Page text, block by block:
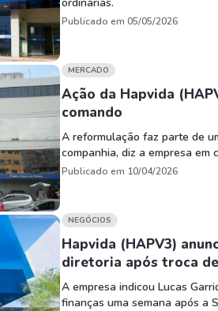
Publicado em 05/05/2026
MERCADO
Ação da Hapvida
comando
A reformulação faz parte de
companhia, diz a empresa em
Publicado em 10/04/2026
NEGÓCIOS
Hapvida (HAPV3)
diretoria após troca de
A empresa indicou Lucas
finanças uma semana após a